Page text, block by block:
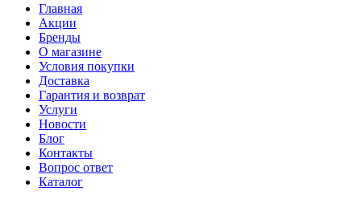
Главная
Акции
Бренды
О магазине
Условия покупки
Доставка
Гарантия и возврат
Услуги
Новости
Блог
Контакты
Вопрос ответ
Каталог